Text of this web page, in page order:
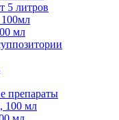
5 литров
мл
препараты
100 мл